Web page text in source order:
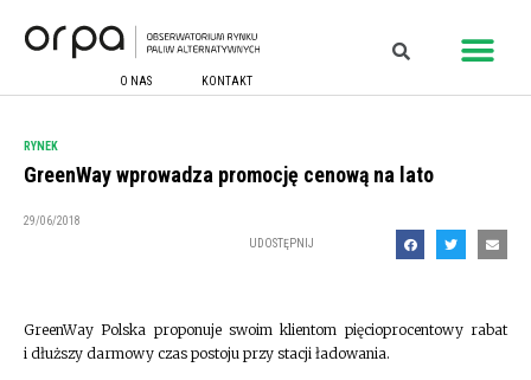
O NAS KONTAKT
RYNEK
GreenWay wprowadza promocję cenową na lato
29/06/2018
UDOSTĘPNIJ
GreenWay Polska proponuje swoim klientom pięcioprocentowy rabat
i dłuższy darmowy czas postoju przy stacji ładowania.